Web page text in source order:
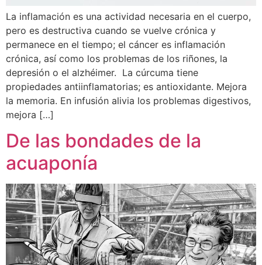
La inflamación es una actividad necesaria en el cuerpo,
pero es destructiva cuando se vuelve crónica y
permanece en el tiempo; el cáncer es inflamación
crónica, así como los problemas de los riñones, la
depresión o el alzhéimer. La cúrcuma tiene
propiedades antiinflamatorias; es antioxidante. Mejora
la memoria. En infusión alivia los problemas digestivos,
mejora […]
De las bondades de la
acuaponía